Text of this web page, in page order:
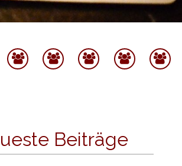
Archiv
Berlin
&
Beiträge